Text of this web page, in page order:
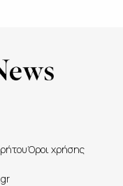
Όροι χρήσης